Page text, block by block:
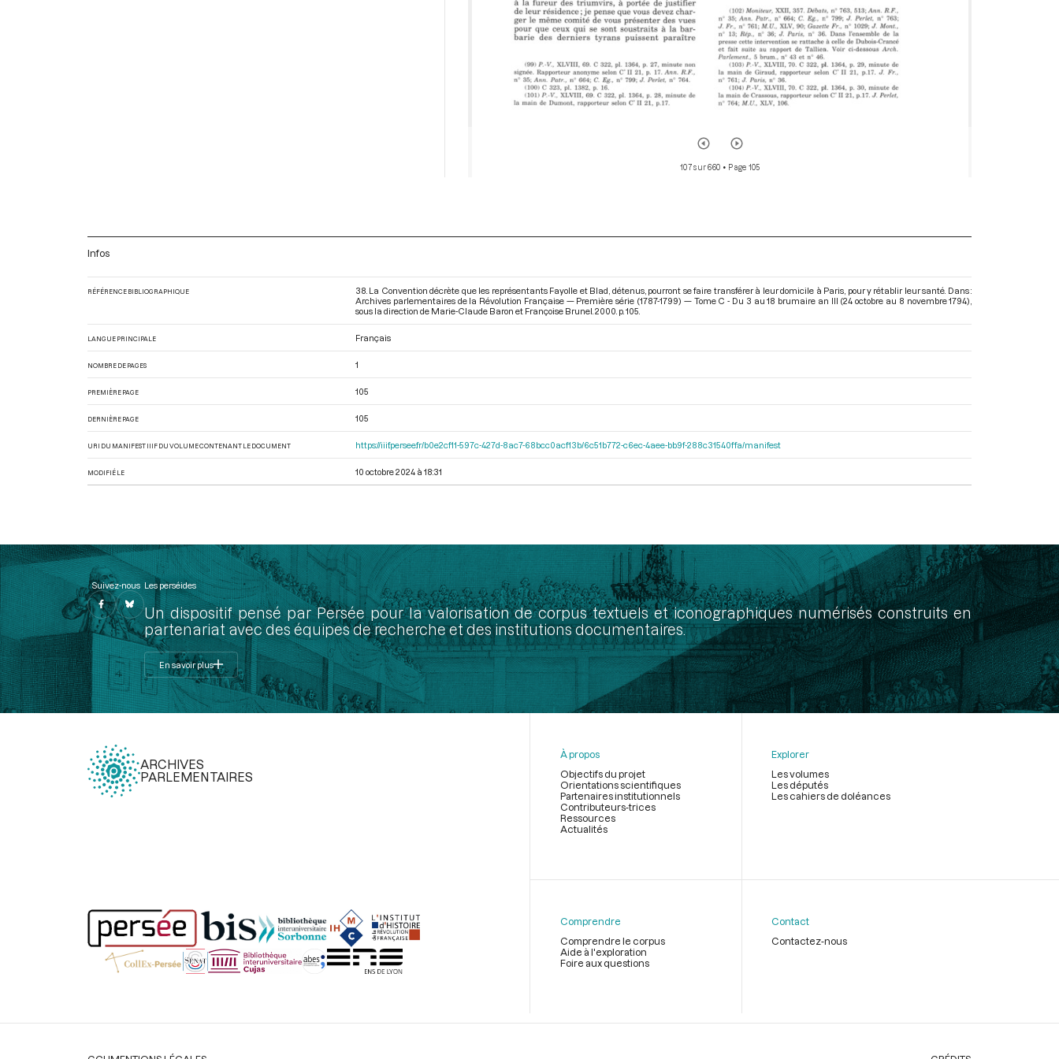
107 sur 660 • Page 105
Infos
RÉFÉRENCE BIBLIOGRAPHIQUE
38. La Convention décrète que les représentants Fayolle et Blad, détenus, pourront se faire transférer à leur domicile à Paris, pour y rétablir leur santé. Dans :
Archives parlementaires de la Révolution Française — Première série (1787-1799) — Tome C - Du 3 au 18 brumaire an III (24 octobre au 8 novembre 1794)
sous la direction de Marie-Claude Baron et Françoise Brunel. 2000. p. 105.
LANGUE PRINCIPALE Français
NOMBRE DE PAGES 1
PREMIÈRE PAGE 105
DERNIÈRE PAGE 105
URI DU MANIFEST IIIF DU VOLUME CONTENANT LE DOCUMENT https://iiif.persee.fr/b0e2cf11-597c-427d-8ac7-68bcc0acf13b/6c51b772-c6ec-4aee-bb9f-288c31540ffa/manifest
MODIFIÉ LE 10 octobre 2024 à 18:31
Suivez-nous Les perséides
Un dispositif pensé par Persée pour la valorisation de corpus textuels et iconographiques numérisés construits en
partenariat avec des équipes de recherche et des institutions documentaires.
En savoir plus
ARCHIVES
PARLEMENTAIRES
page
À propos
Objectifs du projet
Orientations scientifiques
Partenaires institutionnels
Contributeurs-trices
Ressources
Actualités
Explorer
Les volumes
Les députés
Les cahiers de doléances
Comprendre
Comprendre le corpus
Aide à l'exploration
Foire aux questions
Contact
Contactez-nous
Légal